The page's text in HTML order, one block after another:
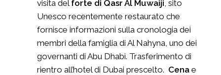
visita del forte di Qasr Al Muwaiji, sito
Unesco recentemente restaurato che
fornisce informazioni sulla cronologia dei
membri della famiglia di Al Nahyna, uno dei
governanti di Abu Dhabi. Trasferimento di
rientro all’hotel di Dubai prescelto. Cena e